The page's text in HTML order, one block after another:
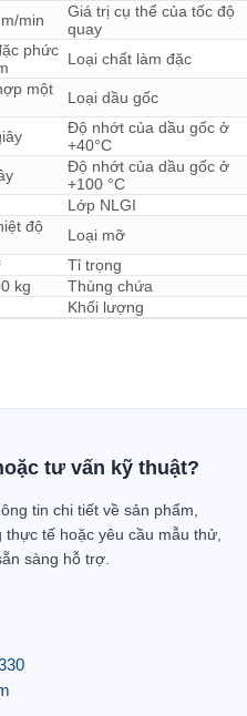
min
Giá trị cụ thể của tốc độ
quay
phức Loại chất làm đặc
một
Loại dầu gốc
Độ nhớt của dầu gốc ở
+40°C
Độ nhớt của dầu gốc ở
+100 °C
Lớp NLGI
độ
Loại mỡ
Tỉ trọng
kg
Thùng chứa
Khối lượng
tư vấn kỹ thuật?
tin chi tiết về sản phẩm,
tế hoặc yêu cầu mẫu thử,
sàng hỗ trợ.